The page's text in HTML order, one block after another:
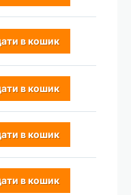
в кошик
в кошик
в кошик
в кошик